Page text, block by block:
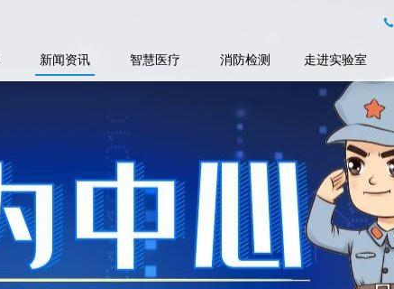
新闻资讯 智慧医疗 消防检测 走进实验室